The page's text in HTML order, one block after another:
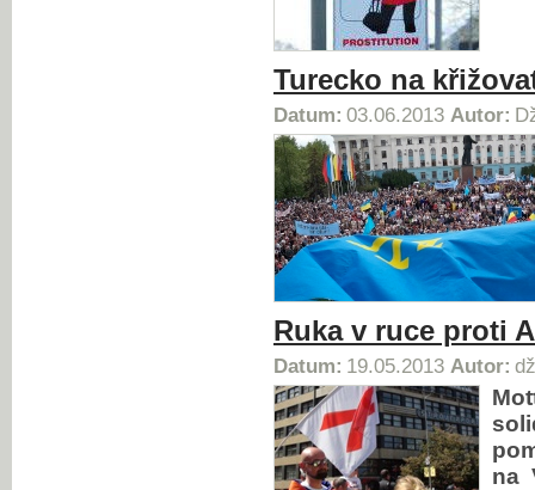
Turecko na
Datum: 03.06.2013 Autor:
Ruka v ruce proti
Datum: 19.05.2013 Autor:
na